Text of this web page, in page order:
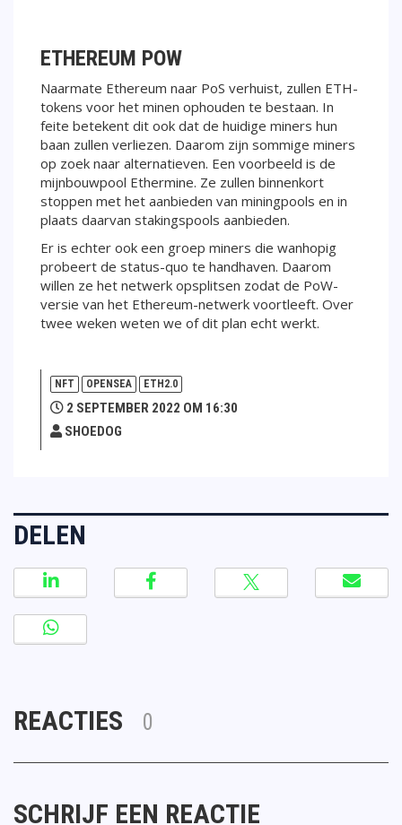
ETHEREUM POW
Naarmate Ethereum naar PoS verhuist, zullen ETH-
tokens voor het minen ophouden te bestaan. In
feite betekent dit ook dat de huidige miners hun
baan zullen verliezen. Daarom zijn sommige miners
op zoek naar alternatieven. Een voorbeeld is de
mijnbouwpool Ethermine. Ze zullen binnenkort
stoppen met het aanbieden van miningpools en in
plaats daarvan stakingspools aanbieden.
Er is echter ook een groep miners die wanhopig
probeert de status-quo te handhaven. Daarom
willen ze het netwerk opsplitsen zodat de PoW-
versie van het Ethereum-netwerk voortleeft. Over
twee weken weten we of dit plan echt werkt.
NFT OPENSEA ETH2.0
2 SEPTEMBER 2022 OM 16:30
SHOEDOG
DELEN
REACTIES 0
SCHRIJF EEN REACTIE